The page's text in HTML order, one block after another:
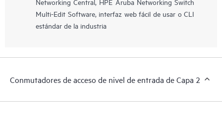
Multi-Edit Software, interfaz web fácil de usar o CLI
estándar de la industria
Conmutadores de acceso de nivel de entrada de Capa 2